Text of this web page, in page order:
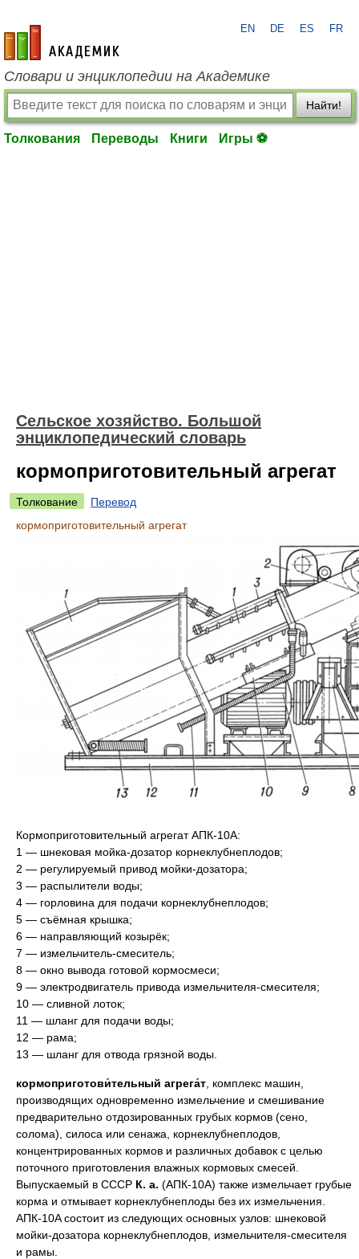
academic.ru
EN DE ES FR
Словари и энциклопедии на Академике
Найти!
Толкования Переводы Книги Игры ⚽
Сельское хозяйство. Большой
энциклопедический словарь
кормоприготовительный агрегат
Толкование
Перевод
кормоприготовительный агрегат
Кормоприготовительный агрегат АПК-10А:
1 — шнековая мойка-дозатор корнеклубнеплодов;
2 — регулируемый привод мойки-дозатора;
3 — распылители воды;
4 — горловина для подачи корнеклубнеплодов;
5 — съёмная крышка;
6 — направляющий козырёк;
7 — измельчитель-смеситель;
8 — окно вывода готовой кормосмеси;
9 — электродвигатель привода измельчителя-смесителя;
10 — сливной лоток;
11 — шланг для подачи воды;
12 — рама;
13 — шланг для отвода грязной воды.
кормоприготови́тельный агрега́т , комплекс машин,
производящих одновременно измельчение и смешивание
предварительно отдозированных грубых кормов (сено,
солома), силоса или сенажа, корнеклубнеплодов,
концентрированных кормов и различных добавок с целью
поточного приготовления влажных кормовых смесей.
Выпускаемый в СССР К. а. (АПК-10А) также измельчает грубые
корма и отмывает корнеклубнеплоды без их измельчения.
АПК-10A состоит из следующих основных узлов: шнековой
мойки-дозатора корнеклубнеплодов, измельчителя-смесителя
и рамы.